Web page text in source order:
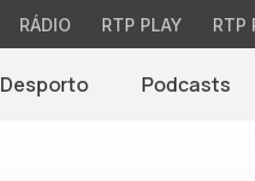
RÁDIO RTP PLAY RTP
Desporto Podcasts